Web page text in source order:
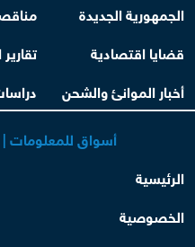
الجمهورية الجديدة
قضايا اقتصادية
أخبار الموانئ والشحن
أسواق للمعلومات
الرئيسية
الخصوصية